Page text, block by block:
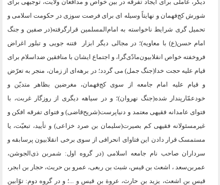
دیگر، عاملی برای ایجاد تفرقه در بین خواص و مدافعان ولایت، توجیهی برای
شورش کج‌فهمان و نهایتاً وسیله ای برای فرصت سوزی در حکومت اسلامی و
تحمیل گری شرایط ناخواسته به امام‌المسلمین قرارگرفته(در صفین و جنگ
امام حسن(ع) با معاویه)؛ در مجالی دیگر ابزار فتنه جویی و تبلور اغراض
فروخفته خواص انقلابیون‌مادّی‌گرا، و اجتماع ایشان با منافقین ضداسلام برای
قیام علیه حجت خدا(جنگ جمل) می گردد؛ در برهه‌ای از زمان، منجر به تعرّض
و قیام علیه امام‌ جامعه از سوی کج‌فهمان، مغرضین بظاهر متدیّن و
خودعمّارپندار شده(جنگ نهروان)؛ و در سیاهه دیگری از روزگار غربت، با
فتوای عامدانه فقیهی معتمد و دنیاپرست(شریح‌قاضی) و فتوای تفرقه افکن و
غیرمسئولانه فقیهی کم بصیرت(سلیمان بن صرد خزاعی) و تأیید، تبعیّت، یا
مستمسک قرار دادن این فتاوای انحرافی از سوی برخی انقلابیون پرسابقه و
سرداران صاحب نام جامعه اسلامی (در گروه اول: شمربن ذی‌الجوشن،
عمربن‌سعد ، اشعث بن قيس، شبث بن ربعى، عمرو بن حريث، حجار بن ابجر،
قيس بن اشعث، يزيد بن حارث، عروة بن قيس و ...؛ و در گروه دوم: توّابین